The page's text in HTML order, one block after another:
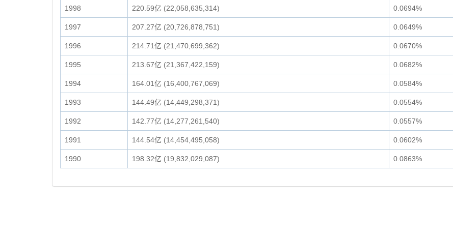
1998 220.59亿 (22,058,635,314) 0.0694%
1997 207.27亿 (20,726,878,751) 0.0649%
1996 214.71亿 (21,470,699,362) 0.0670%
1995 213.67亿 (21,367,422,159) 0.0682%
1994 164.01亿 (16,400,767,069) 0.0584%
1993 144.49亿 (14,449,298,371) 0.0554%
1992 142.77亿 (14,277,261,540) 0.0557%
1991 144.54亿 (14,454,495,058) 0.0602%
1990 198.32亿 (19,832,029,087) 0.0863%